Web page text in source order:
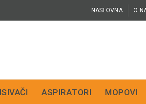
NASLOVNA O
ASPIRATORI MOPOVI